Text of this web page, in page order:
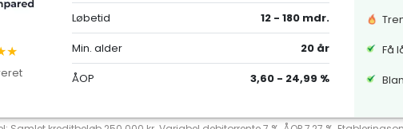
Løbetid
12 - 180 mdr.
Min. alder
20 år
ÅOP
3,60 - 24,99 %
Få